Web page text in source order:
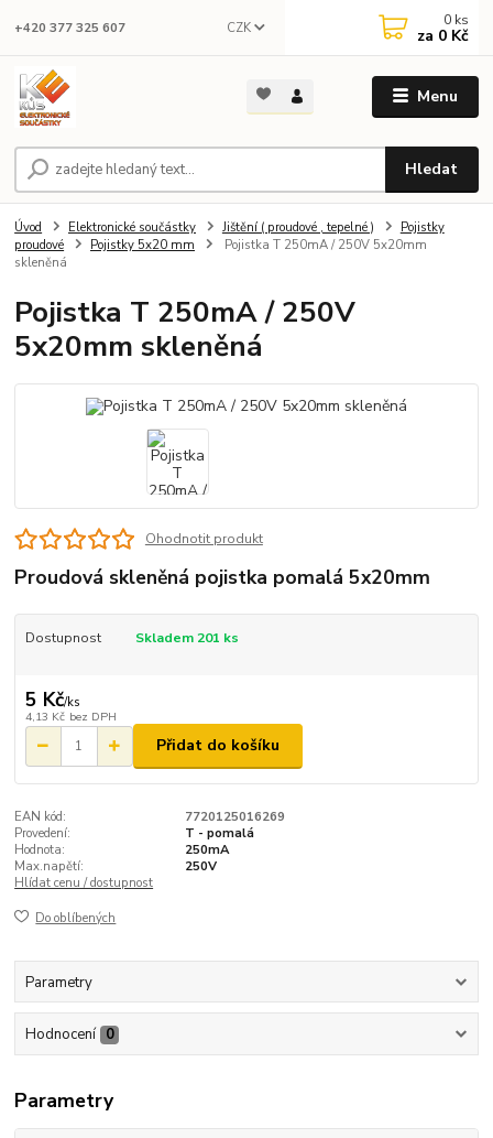
Menu
CZK
Hledat
+420 377 325 607 0 ks
za 0 Kč
Úvod Elektronické součástky Jištění ( proudové , tepelné )
Pojistky
proudové
Pojistky 5x20 mm
Pojistka T 250mA / 250V 5x20mm
skleněná
Pojistka T 250mA / 250V
5x20mm skleněná
Ohodnotit produkt
Proudová skleněná pojistka pomalá 5x20mm
Dostupnost Skladem 201 ks
5 Kč/ks
4,13 Kč bez DPH
Přidat do košíku
EAN kód:
7720125016269
Provedení:
T - pomalá
Hodnota:
250mA
Max.napětí:
250V
Hlídat cenu / dostupnost
Do oblíbených
Parametry
Hodnocení 0
Parametry